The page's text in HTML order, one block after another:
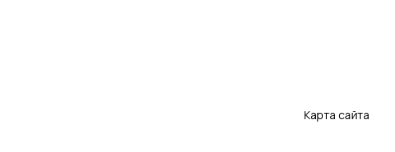
Карта сайта